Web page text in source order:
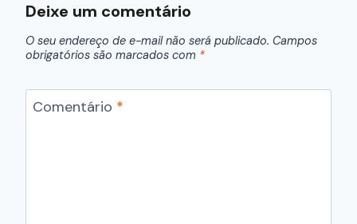
Deixe um comentário
O seu endereço de e-mail não será publicado. Campos
obrigatórios são marcados com *
Comentário *